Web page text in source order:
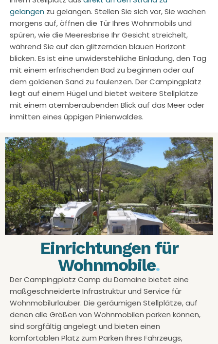
gelangen zu gelangen. Stellen Sie sich vor, Sie wachen
morgens auf, öffnen die Tür Ihres Wohnmobils und
spüren, wie die Meeresbrise Ihr Gesicht streichelt,
während Sie auf den glitzernden blauen Horizont
blicken. Es ist eine unwiderstehliche Einladung, den Tag
mit einem erfrischenden Bad zu beginnen oder auf
dem goldenen Sand zu faulenzen. Der Campingplatz
liegt auf einem Hügel und bietet weitere Stellplätze
mit einem atemberaubenden Blick auf das Meer oder
inmitten eines üppigen Pinienwaldes.
Einrichtungen für
Wohnmobile.
Der Campingplatz Camp du Domaine bietet eine
maßgeschneiderte Infrastruktur und Service für
Wohnmobilurlauber. Die geräumigen Stellplätze, auf
denen alle Größen von Wohnmobilen parken können,
sind sorgfältig angelegt und bieten einen
komfortablen Platz zum Parken Ihres Fahrzeugs,